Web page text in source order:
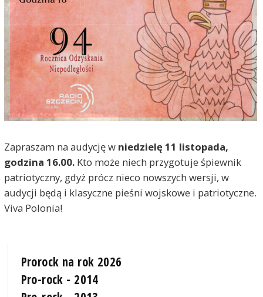
Zapraszam na audycję w niedzielę 11 listopada,
godzina 16.00.Kto może niech przygotuje śpiewnik
patriotyczny, gdyż prócz nieco nowszych wersji, w
audycji będą i klasyczne pieśni wojskowe i patriotyczne.
Viva Polonia!
Prorock na rok 2026
Pro-rock - 2014